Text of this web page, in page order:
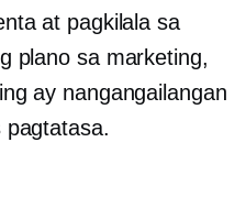
at pagkilala sa
plano sa marketing,
ay nangangailangan
pagtatasa.